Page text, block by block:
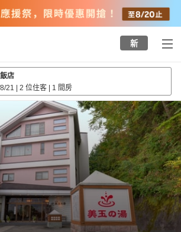
新
店
21 | 2 位住客 | 1 間房